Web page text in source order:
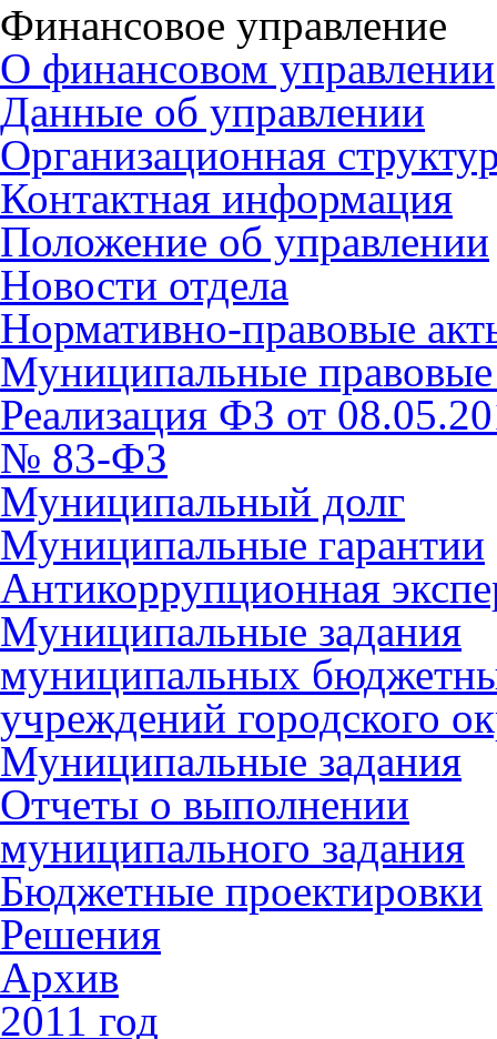
Финансовое управление
О финансовом управлении
Данные об управлении
Организационная
Контактная информация
Положение об управлении
Новости отдела
Нормативно-правовые
Муниципальные
Реализация ФЗ от
№ 83-ФЗ
Муниципальный долг
Муниципальные гарантии
Антикоррупционная
Муниципальные задания
муниципальных
учреждений городского
Муниципальные задания
Отчеты о выполнении
муниципального задания
Бюджетные проектировки
Решения
Архив
2011 год